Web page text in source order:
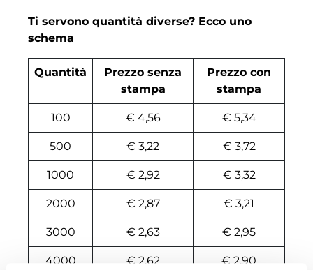
Ti servono quantità diverse? Ecco uno
schema
Quantità
Prezzo senza
stampa
Prezzo con
stampa
100 € 4,56 € 5,34
500 € 3,22 € 3,72
1000 € 2,92 € 3,32
2000 € 2,87 € 3,21
3000 € 2,63 € 2,95
4000 € 2,62 € 2,90